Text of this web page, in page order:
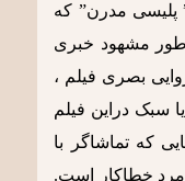
پلیسی مدرن” که
طور مشهود خبری
بصری فیلم ،
سبک دراین فیلم
که تماشاگر با
خطاکار است.